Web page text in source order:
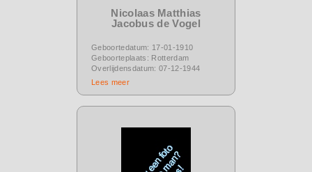
Nicolaas Matthias
Jacobus de Vogel
Geboortedatum: 17-01-1910
Geboorteplaats: Rotterdam
Overlijdensdatum: 07-12-1944
Lees meer